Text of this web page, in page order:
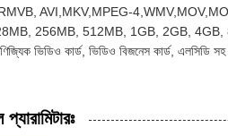
AVI,MKV,MPEG-
256MB, 512MB, 1GB, 2GB, 4GB,
ভিডিও কার্ড, ভিডিও বিজনেস কার্ড, এলসিডি